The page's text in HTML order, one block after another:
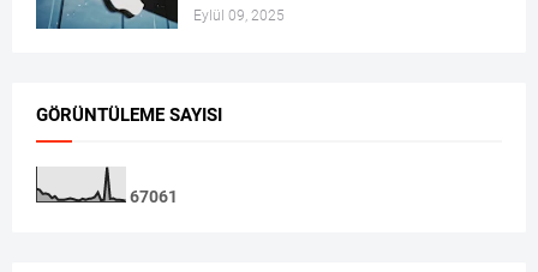
Eylül 09, 2025
GÖRÜNTÜLEME SAYISI
67061